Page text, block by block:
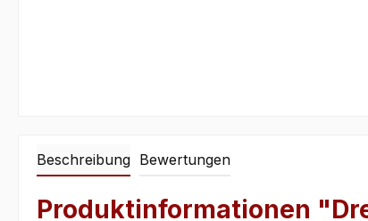
Beschreibung Bewertungen
Produktinformationen